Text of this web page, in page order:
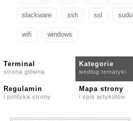
slackware ssh ssl sudo
wifi windows
Terminal
strona główna
Kategorie
według tematyki
Regulamin
i polityka strony
Mapa strony
i spis artykułów